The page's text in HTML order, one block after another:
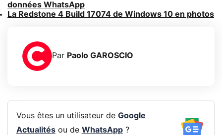
données WhatsApp
La Redstone 4 Build 17074 de Windows 10 en photos
Par Paolo GAROSCIO
Vous êtes un utilisateur de Google
Actualitésou de WhatsApp?